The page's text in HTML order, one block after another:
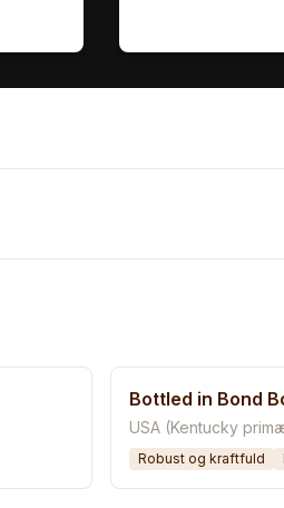
Bottled in Bond
USA (Kentucky
Robust og kraftfuld